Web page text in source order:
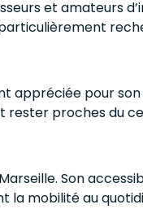
et amateurs
appréciée pour
rester proches du
Son
la mobilité au